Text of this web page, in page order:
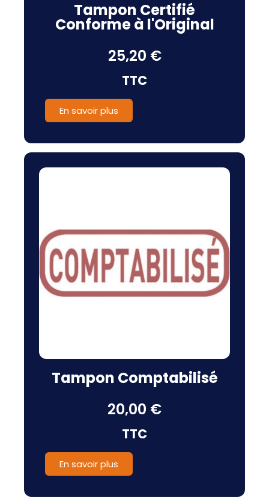
Tampon Certifié
Conforme à l'Original
25,20 €
TTC
En savoir plus
Tampon Comptabilisé
20,00 €
TTC
En savoir plus